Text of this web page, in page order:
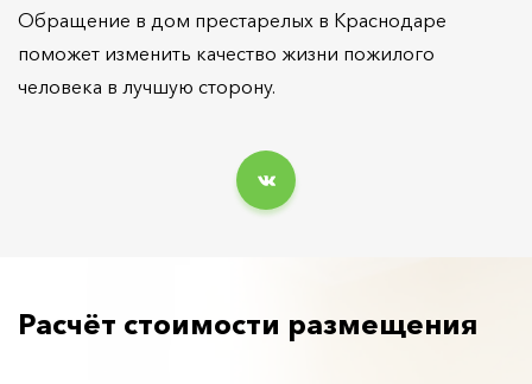
Обращение в дом престарелых в Краснодаре
поможет изменить качество жизни пожилого
человека в лучшую сторону.
Расчёт стоимости размещения